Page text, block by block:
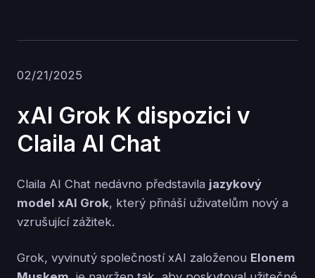
02/21/2025
xAI Grok K dispozici v
Claila AI Chat
Claila AI Chat nedávno představila jazykový
model xAI Grok, který přináší uživatelům nový a
vzrušující zážitek.
Grok, vyvinutý společností xAI založenou Elonem